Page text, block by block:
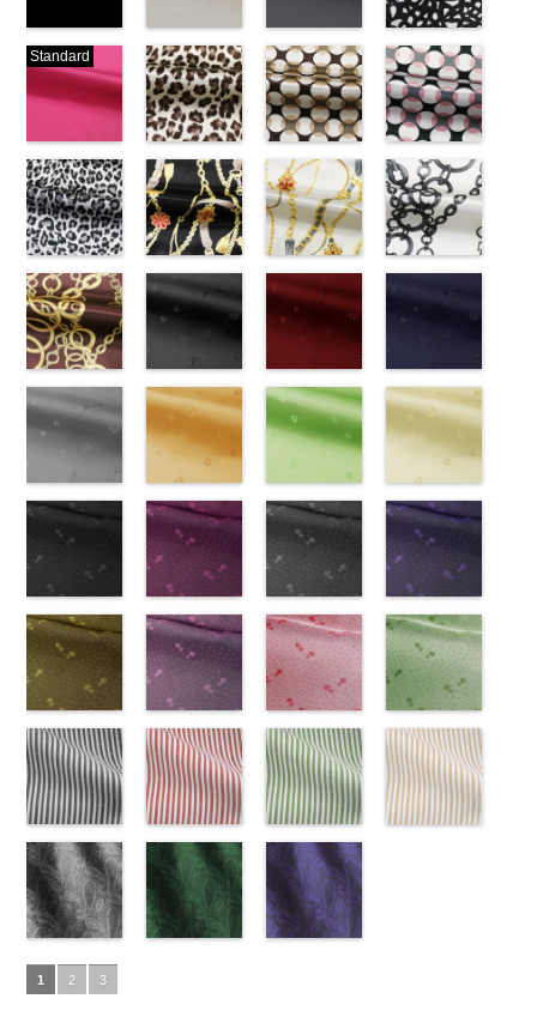
(-/TK)
http://www.anys.co.jp/wp-
content/uploads/2013/04/jpg
ステル100％
CHARALIST、
d.、
DOLCELABY、
JEANNE、
LUNAMARY、
LUNAMARY
ラージサイ
Macolina、
NUDE、
pinkywolman
(221/OT)
http://www.anys.co.jp/wp-
content/uploads/2013/04/221.jpg
221 ベージュ
ステル100％
CHARALIST、
d.、
DOLCELABY、
JEANNE、
LUNAMARY、
LUNAMARY
ラージサイ
Macolina、
NUDE、
pinkywolman
(19/OT)
http://www.anys.co.jp/wp-
content/uploads/2013/02/19.jpg
19 ブラック
ステル100％
CHARALIST、
d.、
DOLCELABY、
JEANNE、
LUNAMARY、
LUNAMARY
ラージサイ
Macolina、
NUDE、
pinkywolman
ワイト模様
(KKP3601-
24-C)
http://
24-c.jpg
KKP3601-24-
C ブラック×
ホワイト
テル100％
DOLCELABY、
FairyRose
(777/OT)
http://www.anys.co.jp/wp-
content/uploads/2013/08/777.jpg
777 ピンク
ステル100％
CHARALIST、
d.、
DOLCELABY、
JEANNE、
LUNAMARY、
LUNAMARY
ラージサイ
Macolina、
NUDE、
pinkywolman
Standard
ブラウン
(KKP1092-
55-B/UN)
http://www.anys.co.jp/wp-
55-b.jpg
KKP1092-55-
ブラウン
レオパード柄
100％
DOLCELABY
6000
柄ベージュ
(KKP1092-
93-C/UN)
http://www.anys.co.jp/wp-
93-c.jpg
KKP1092-93-
ベージュ
幾何学ドット
テル100％
DOLCELABY
柄ピンク
(KKP1092-
93-D/UN)
http://
93-d.jpg
KKP1092-93-
ピンク
100％
DOLCELABY
グレー
(KKP1092-
55-C/UN)
http://www.anys.co.jp/wp-
55-c.jpg
KKP1092-55-
グレー
オパード柄
100％
DOLCELABY
6000
ト柄ブラック
(KKP1092-
137-D/UN)
http://www.anys.co.jp/wp-
137-d.jpg
KKP1092-
137-D ブラッ
チェーン
リエステル
100％
DOLCELABY
6000
ト柄ホワイト
(KKP1092-
137-A/UN)
http://www.anys.co.jp/wp-
137-a.jpg
KKP1092-
ホワイ
チェーン
リエステル
100％
DOLCELABY
6000
ワイト
(KKP2090-
145-A/UN)
145-a.jpg
KKP2090-
ホワイ
チェーン
テル100％
DOLCELABY
6000
ラウン
(KKP21090-
145-B/UN)
http://www.anys.co.jp/wp-
145-b.jpg
KKP2090-
145-B
ブラウ
チェーン
テル100％
DOLCELABY
6000
(AK203-
55/LT)
http://www.anys.co.jp/wp-
content/uploads/2013/05/ak203-
AK203-55 ブ
ラック
花柄
キュプラ
100％
FairyRose
6000
(AK203-
51/LT)
http://www.anys.co.jp/wp-
content/uploads/2013/05/ak203-
AK203-51 レ
ッド
花柄
キ
ュプラ100％
DOLCELABY、
6000
(AK203-
50/LT)
http://
content/uploads/
AK203-50 ネ
イビー
キュプラ
100％
FairyRose
6000
(AK203-
31/LT)
http://www.anys.co.jp/wp-
content/uploads/2013/05/ak203-
AK203-31 グ
レー 花柄 キ
ュプラ100％
DOLCELABY、
6000
(AK203-
29/LT)
http://www.anys.co.jp/wp-
content/uploads/2013/05/ak203-
AK203-29 オ
レンジ
花柄
キュプラ
100％
FairyRose
6000
(AK203-
27/LT)
http://www.anys.co.jp/wp-
content/uploads/2013/05/ak203-
AK203-27 グ
リーン 花柄
キュプラ
100％
FairyRose
6000
(AK203-
11/LT)
http://
content/uploads/
11 ベージュ
花柄 キュプ
ラ100％
DOLCELABY、
6000
ラック
(AK201-
55/LT)
http://www.anys.co.jp/wp-
55.jpg
AK201-55 ブ
ラック 花柄
ドット キュ
DOLCELABY、
FairyRose
6000
ンク(AK201-
53/LT)
http://www.anys.co.jp/wp-
content/uploads/2013/05/ak201-
AK201-53 ピ
ンク 花柄ド
ット キュプ
ラ100％
FairyRose
6000
レー(AK201-
52/LT)
http://www.anys.co.jp/wp-
content/uploads/2013/04/ak201-
AK201-52 グ
レー 花柄ド
ット キュプ
ラ100％
FairyRose
6000
イビー
(AK201-
50/LT)
http://
50.jpg
AK201-50 ネ
イビー 花柄
ドット キュ
エロー
(AK201-
34/LT)
http://www.anys.co.jp/wp-
34.jpg
AK201-34 イ
エロー 花柄
ドット キュ
DOLCELABY、
FairyRose
ープル
(AK201-
33/LT)
http://www.anys.co.jp/wp-
33.jpg
AK201-33 パ
ープル 花柄
ドット
キュ
ッド(AK201-
29/LT)
http://www.anys.co.jp/wp-
content/uploads/2013/04/ak201-
AK201-29 レ
ッド 花柄ド
ット キュプ
ラ100％
リーン
(AK201-
27/LT)
http://
ライプブラッ
ク(AKL5300-
5/LT)
http://www.anys.co.jp/wp-
5.jpg
AKL5300-5
ライプレッド
(AKL5300-
4/LT)
http://www.anys.co.jp/wp-
ライプグリー
ン(AKL5300-
3/LT)
http://www.anys.co.jp/wp-
グレー
(AK105-
1 2 3